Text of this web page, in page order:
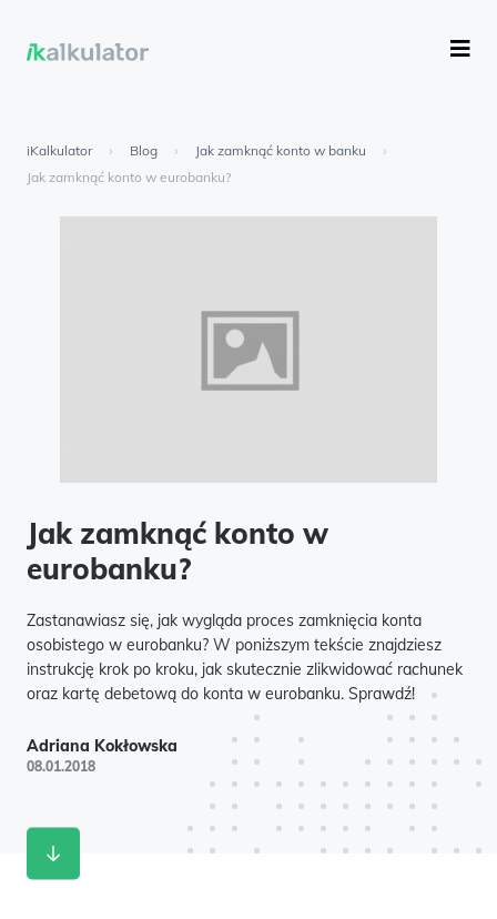
iKalkulator › Blog › Jak zamknąć konto w banku
›
Jak zamknąć konto w eurobanku?
Jak zamknąć konto w
eurobanku?
Zastanawiasz się, jak wygląda proces zamknięcia konta
osobistego w eurobanku? W poniższym tekście znajdziesz
instrukcję krok po kroku, jak skutecznie zlikwidować rachunek
oraz kartę debetową do konta w eurobanku. Sprawdź!
Adriana Kokłowska
08.01.2018